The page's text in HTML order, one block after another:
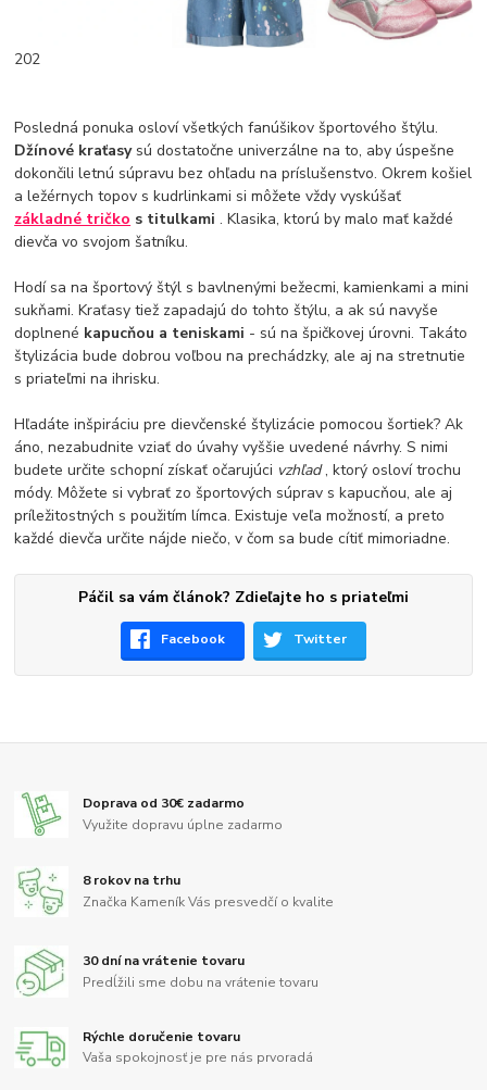
202
Posledná ponuka osloví všetkých fanúšikov športového štýlu.
Džínové kraťasy sú dostatočne univerzálne na to, aby úspešne
dokončili letnú súpravu bez ohľadu na príslušenstvo. Okrem košiel
a ležérnych topov s kudrlinkami si môžete vždy vyskúšať
základné tričko s titulkami. Klasika, ktorú by malo mať každé
dievča vo svojom šatníku.
Hodí sa na športový štýl s bavlnenými bežecmi, kamienkami a mini
sukňami. Kraťasy tiež zapadajú do tohto štýlu, a ak sú navyše
doplnené kapucňou a teniskami - sú na špičkovej úrovni. Takáto
štylizácia bude dobrou voľbou na prechádzky, ale aj na stretnutie
s priateľmi na ihrisku.
Hľadáte inšpiráciu pre dievčenské štylizácie pomocou šortiek? Ak
áno, nezabudnite vziať do úvahy vyššie uvedené návrhy. S nimi
budete určite schopní získať očarujúci vzhľad, ktorý osloví trochu
módy. Môžete si vybrať zo športových súprav s kapucňou, ale aj
príležitostných s použitím límca. Existuje veľa možností, a preto
každé dievča určite nájde niečo, v čom sa bude cítiť mimoriadne.
Páčil sa vám článok? Zdieľajte ho s priateľmi
Facebook Twitter
Doprava od 30€ zadarmo
Využite dopravu úplne zadarmo
8 rokov na trhu
Značka Kameník Vás presvedčí o kvalite
30 dní na vrátenie tovaru
Predĺžili sme dobu na vrátenie tovaru
Rýchle doručenie tovaru
Vaša spokojnosť je pre nás prvoradá